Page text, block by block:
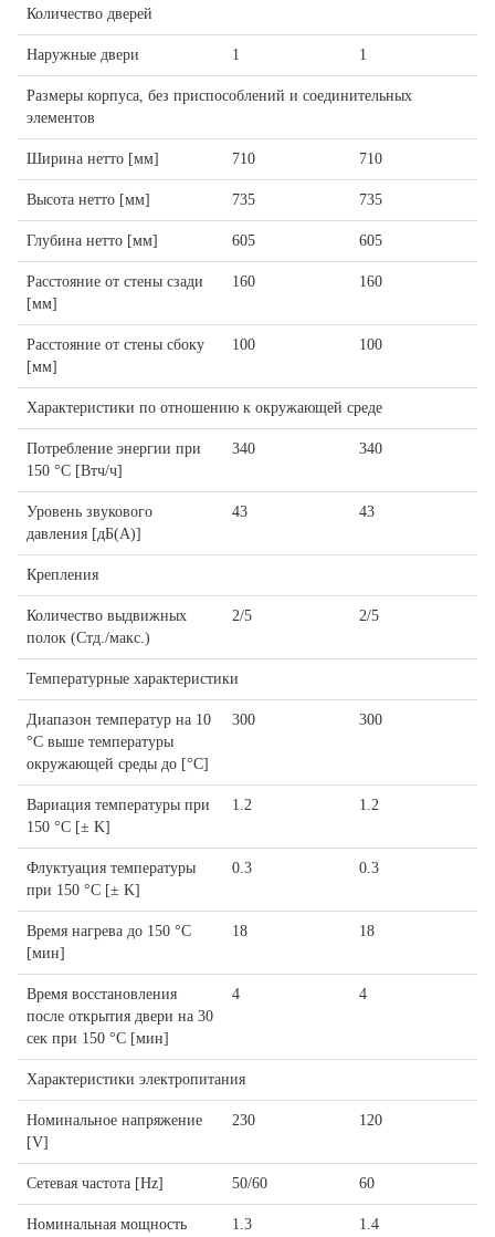
Количество дверей
Наружные двери 1 1
Размеры корпуса, без приспособлений и соединительных
элементов
Ширина нетто [мм] 710 710
Высота нетто [мм] 735 735
Глубина нетто [мм] 605 605
Расстояние от стены сзади
[мм]
160 160
Расстояние от стены сбоку
[мм]
100 100
Характеристики по отношению к окружающей среде
Потребление энергии при
150 °C [Втч/ч]
340 340
Уровень звукового
давления [дБ(А)]
43 43
Крепления
Количество выдвижных
полок (Стд./макс.)
2/5 2/5
Температурные характеристики
Диапазон температур на 10
°C выше температуры
окружающей среды до [°C]
300 300
Вариация температуры при
150 °C [± K]
1.2 1.2
Флуктуация температуры
при 150 °C [± K]
0.3 0.3
Время нагрева до 150 °C
[мин]
18 18
Время восстановления
после открытия двери на 30
сек при 150 °C [мин]
4 4
Характеристики электропитания
Номинальное напряжение
[V]
230 120
Сетевая частота [Hz] 50/60 60
Номинальная мощность
1.3 1.4